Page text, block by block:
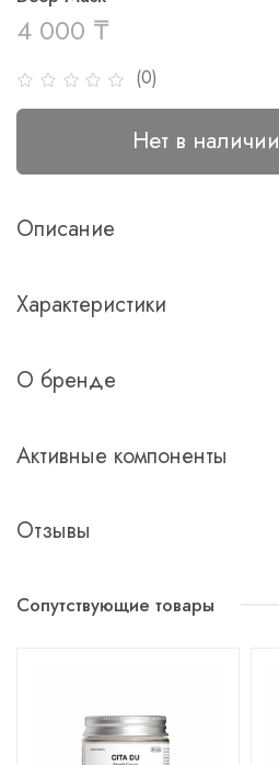
(0)
4 000 ₸
Нет в наличии
Описание
Характеристики
О бренде
Активные компоненты
Отзывы
Сопутствующие товары